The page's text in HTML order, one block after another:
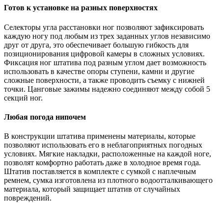
Готов к установке на разных поверхностях
Селекторы угла расстановки ног позволяют зафиксировать
каждую ногу под любым из трех заданных углов независимо
друг от друга, это обеспечивает большую гибкость для
позиционирования цифровой камеры в сложных условиях.
Фиксация ног штатива под разным углом дает возможность
использовать в качестве опоры ступени, камни и другие
сложные поверхности, а также проводить съемку с нижней
точки. Цанговые зажимы надежно соединяют между собой 5
секций ног.
Любая погода нипочем
В конструкции штатива применены материалы, которые
позволяют использовать его в неблагоприятных погодных
условиях. Мягкие накладки, расположенные на каждой ноге,
позволят комфортно работать даже в холодное время года.
Штатив поставляется в комплекте с сумкой с наплечным
ремнем, сумка изготовлена из плотного водоотталкивающего
материала, который защищает штатив от случайных
повреждений.